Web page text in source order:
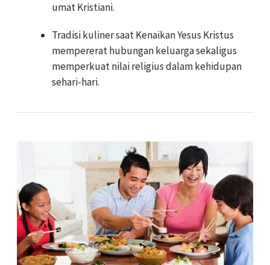
umat Kristiani.
Tradisi kuliner saat Kenaikan Yesus Kristus
mempererat hubungan keluarga sekaligus
memperkuat nilai religius dalam kehidupan
sehari-hari.